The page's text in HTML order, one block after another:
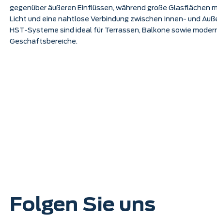
gegenüber äußeren Einflüssen, während große Glasflächen
Licht und eine nahtlose Verbindung zwischen Innen- und
HST-Systeme sind ideal für Terrassen, Balkone sowie
Geschäftsbereiche.
Folgen Sie uns